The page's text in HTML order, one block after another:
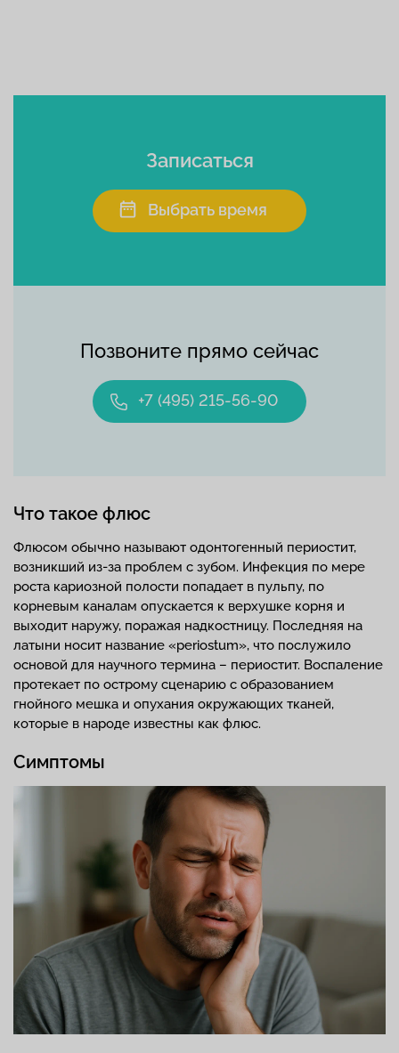
Позвоните прямо сейчас
+7 (495) 215-56-90
Записаться
Выбрать время
Что такое флюс
Флюсом обычно называют одонтогенный периостит,
возникший из-за проблем с зубом. Инфекция по мере
роста кариозной полости попадает в пульпу, по
корневым каналам опускается к верхушке корня и
выходит наружу, поражая надкостницу. Последняя на
латыни носит название «periostum», что послужило
основой для научного термина – периостит. Воспаление
протекает по острому сценарию с образованием
гнойного мешка и опухания окружающих тканей,
которые в народе известны как флюс.
Симптомы